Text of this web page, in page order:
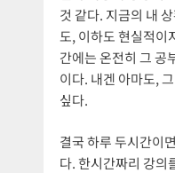
것 같다. 지금의 내
도, 이하도 현실적이
간에는 온전히 그 공
이다. 내겐 아마도,
싶다.
결국 하루 두시간이
다. 한시간짜리 강의